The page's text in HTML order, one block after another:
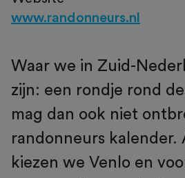
www.randonneurs.nl
Waar we in Zuid-
zijn: een rondje rond
mag dan ook niet
randonneurs kalender.
kiezen we Venlo en